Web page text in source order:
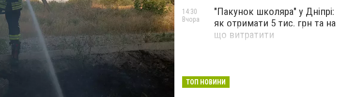
"Пакунок школяра" у Дніпрі:
як отримати 5 тис. грн та на
що витратити
14:30
Вчора
ТОП НОВИНИ